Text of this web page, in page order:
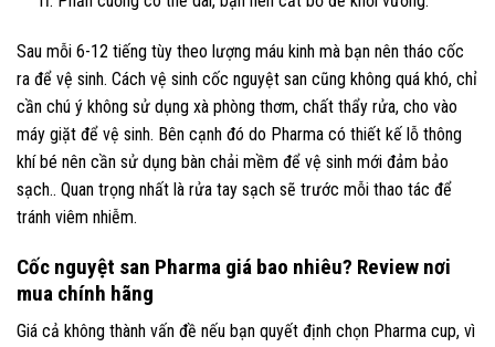
Sau mỗi 6-12 tiếng tùy theo lượng máu kinh mà bạn nên tháo cốc
ra để vệ sinh. Cách vệ sinh cốc nguyệt san cũng không quá khó, chỉ
cần chú ý không sử dụng xà phòng thơm, chất thẩy rửa, cho vào
máy giặt để vệ sinh. Bên cạnh đó do Pharma có thiết kế lỗ thông
khí bé nên cần sử dụng bàn chải mềm để vệ sinh mới đảm bảo
sạch.. Quan trọng nhất là rửa tay sạch sẽ trước mỗi thao tác để
tránh viêm nhiễm.
Cốc nguyệt san Pharma giá bao nhiêu? Review nơi
mua chính hãng
Giá cả không thành vấn đề nếu bạn quyết định chọn Pharma cup, vì